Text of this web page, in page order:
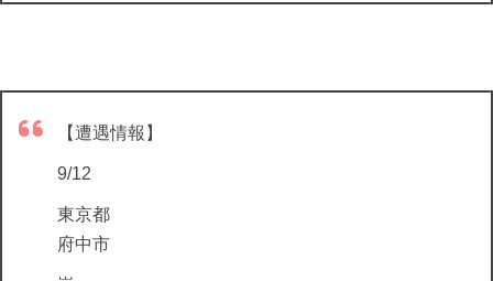
【遭遇情報】
9/12
東京都
府中市